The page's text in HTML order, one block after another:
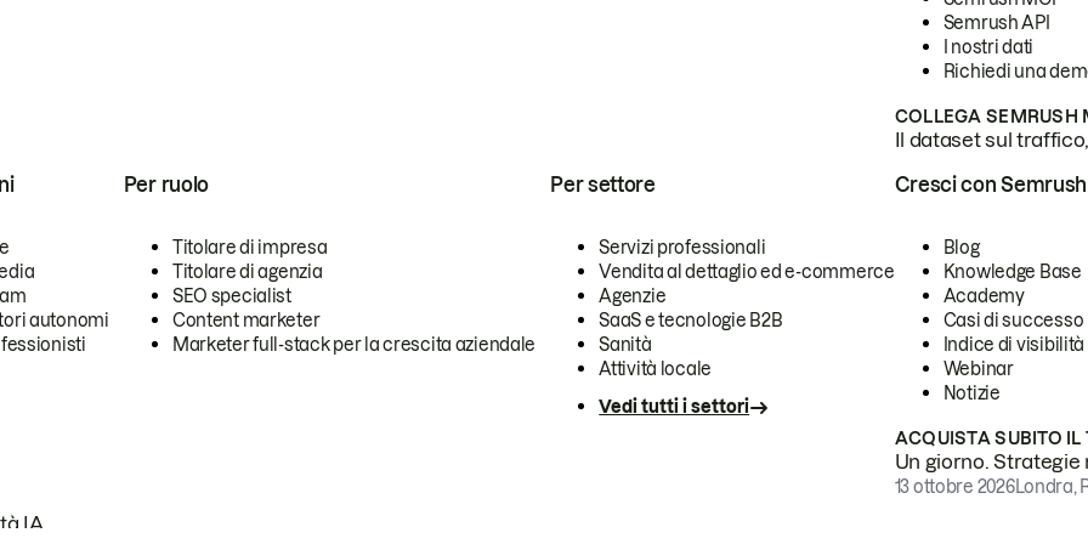
Semrush API
I nostri dati
Richiedi una
COLLEGA SEMRUSH
Il dataset sul
autonomi
Per ruolo
Titolare di impresa
Titolare di agenzia
SEO specialist
Content marketer
Marketer full-stack per la crescita aziendale
Per settore
Servizi professionali
Vendita al dettaglio ed e-commerce
Agenzie
SaaS e tecnologie B2B
Sanità
Attività locale
Vedi tutti i settori
IA.
Cresci con Semrush
Blog
Knowledge Base
Academy
Casi di successo
Indice di visibilità
Webinar
Notizie
ACQUISTA SUBITO IL
Un giorno.
13 ottobre 2026Londra,